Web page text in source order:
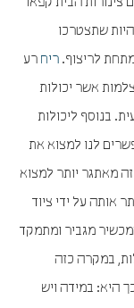
שתצטרכו
לריצוף. ריח רע
אשר יכולות
בנוסף ליכולות
לנו למצוא את
זה מאתגר יותר למצוא
אותה על ידי ציוד
מגביר ומתמקד
במקרה כזה
היא: במידה ויש